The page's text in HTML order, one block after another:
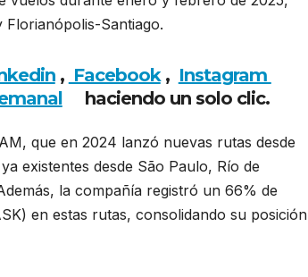
Santiago.
, Facebook, Instagram
haciendo un solo clic.
que en 2024 lanzó nuevas rutas desde
existentes desde São Paulo, Río de
la compañía registró un 66% de
en estas rutas, consolidando su posición